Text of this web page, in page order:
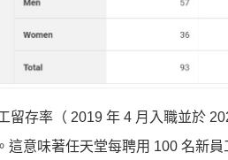
留存率（ 2019 年 4 月入職並於
這意味著任天堂每聘用 100 名新